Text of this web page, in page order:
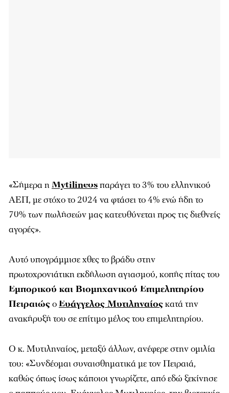
«Σήμερα ηMytilineosπαράγει το 3% του ελληνικού
ΑΕΠ, με στόχο το 2024 να φτάσει το 4% ενώ ήδη το
70% των πωλήσεών μας κατευθύνεται προς τις διεθνείς
αγορές».
Αυτό υπογράμμισε χθες το βράδυ στην
πρωτοχρονιάτικη εκδήλωση αγιασμού, κοπής πίτας του
Εμπορικού και Βιομηχανικού Επιμελητηρίου
ΠειραιώςοΕυάγγελος Μυτιληναίοςκατά την
ανακήρυξή του σε επίτιμο μέλος του επιμελητηρίου.
Ο κ. Μυτιληναίος, μεταξύ άλλων, ανέφερε στην ομιλία
του: «Συνδέομαι συναισθηματικά με τον Πειραιά,
καθώς όπως ίσως κάποιοι γνωρίζετε, από εδώ ξεκίνησε